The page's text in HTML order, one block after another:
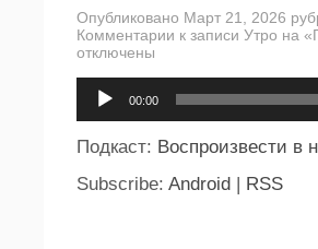
Опубликовано Март 21, 2026
Комментарии к записи Утро на
отключены
00:00
Подкаст: Воспроизвести в
Subscribe: Android | RSS